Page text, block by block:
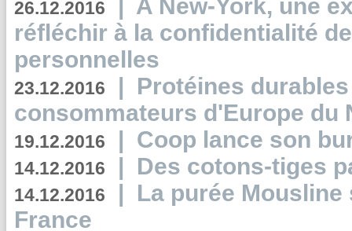
26.12.2016 | A New-York, une
réfléchir à la confidentialité
personnelles
23.12.2016 | Protéines
consommateurs d'Europe du
19.12.2016 | Coop lance son
14.12.2016 | Des cotons-tiges
14.12.2016 | La purée
France